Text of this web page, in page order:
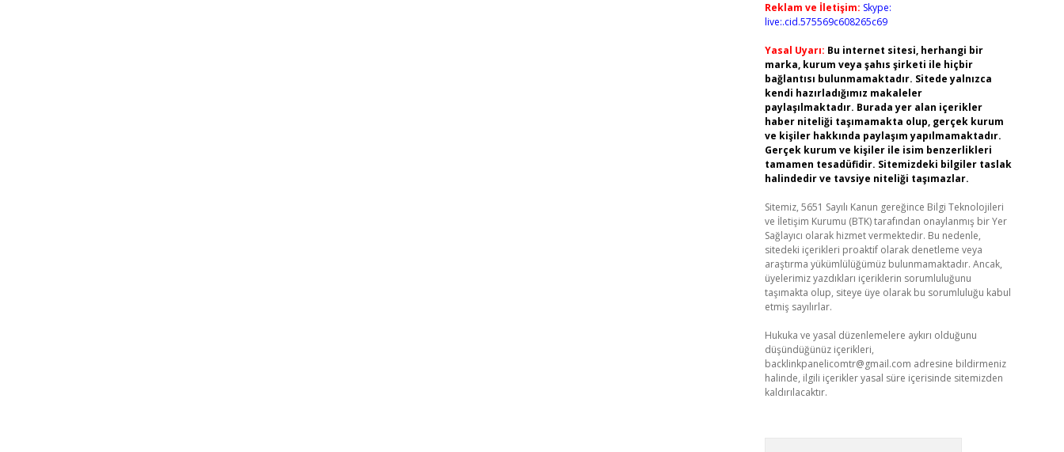
Reklam ve İletişim: Skype:
live:.cid.575569c608265c69
Yasal Uyarı: Bu internet sitesi, herhangi bir
marka, kurum veya şahıs şirketi ile hiçbir
bağlantısı bulunmamaktadır. Sitede yalnızca
kendi hazırladığımız makaleler
paylaşılmaktadır. Burada yer alan içerikler
haber niteliği taşımamakta olup, gerçek kurum
ve kişiler hakkında paylaşım yapılmamaktadır.
Gerçek kurum ve kişiler ile isim benzerlikleri
tamamen tesadüfidir. Sitemizdeki bilgiler taslak
halindedir ve tavsiye niteliği taşımazlar.
Sitemiz, 5651 Sayılı Kanun gereğince Bilgi Teknolojileri
ve İletişim Kurumu (BTK) tarafından onaylanmış bir Yer
Sağlayıcı olarak hizmet vermektedir. Bu nedenle,
sitedeki içerikleri proaktif olarak denetleme veya
araştırma yükümlülüğümüz bulunmamaktadır. Ancak,
üyelerimiz yazdıkları içeriklerin sorumluluğunu
taşımakta olup, siteye üye olarak bu sorumluluğu kabul
etmiş sayılırlar.
Hukuka ve yasal düzenlemelere aykırı olduğunu
düşündüğünüz içerikleri,
backlinkpanelicomtr@gmail.com adresine bildirmeniz
halinde, ilgili içerikler yasal süre içerisinde sitemizden
kaldırılacaktır.